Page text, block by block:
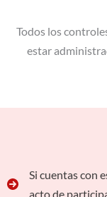
Todos los
estar
Si cuentas con
acto de